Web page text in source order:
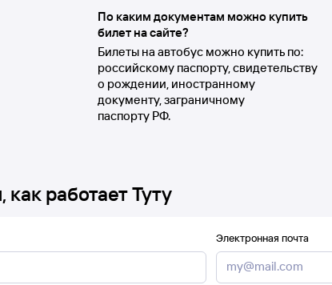
По каким документам можно купить
билет на сайте?
Билеты на автобус можно купить по:
российскому паспорту, свидетельству
о рождении, иностранному
документу, заграничному
паспорту РФ.
работает Туту
Электронная почта